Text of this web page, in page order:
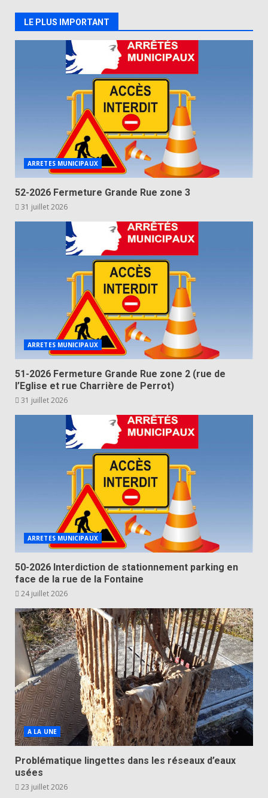
LE PLUS IMPORTANT
ARRETES MUNICIPAUX
52-2026 Fermeture Grande Rue zone 3
31 juillet 2026
ARRETES MUNICIPAUX
51-2026 Fermeture Grande Rue zone 2 (rue de
l’Eglise et rue Charrière de Perrot)
31 juillet 2026
ARRETES MUNICIPAUX
50-2026 Interdiction de stationnement parking en
face de la rue de la Fontaine
24 juillet 2026
A LA UNE
Problématique lingettes dans les réseaux d’eaux
usées
23 juillet 2026